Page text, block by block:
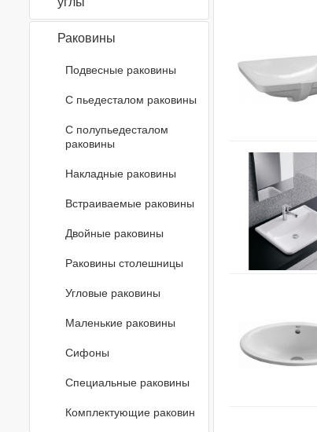
Раковины
Подвесные раковины
С пьедесталом раковины
С полупьедесталом
раковины
Накладные раковины
Встраиваемые раковины
Двойные раковины
Раковины столешницы
Угловые раковины
Маленькие раковины
Сифоны
Специальные раковины
Комплектующие раковин